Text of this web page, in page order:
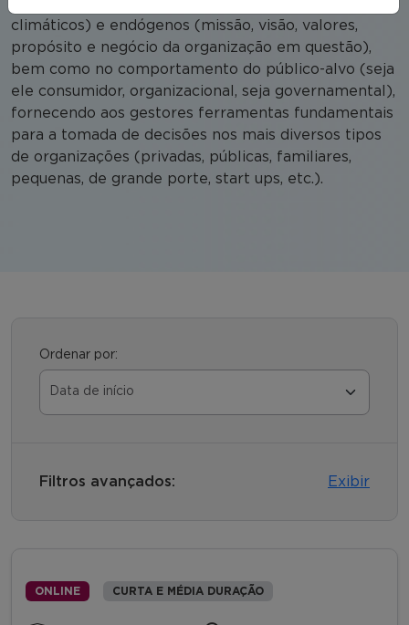
climáticos) e endógenos (missão, visão, valores,
propósito e negócio da organização em questão),
bem como no comportamento do público-alvo (seja
ele consumidor, organizacional, seja governamental),
fornecendo aos gestores ferramentas fundamentais
para a tomada de decisões nos mais diversos tipos
de organizações (privadas, públicas, familiares,
pequenas, de grande porte, start ups, etc.).
Ordenar por:
Filtros avançados: Exibir
ONLINE CURTA E MÉDIA DURAÇÃO